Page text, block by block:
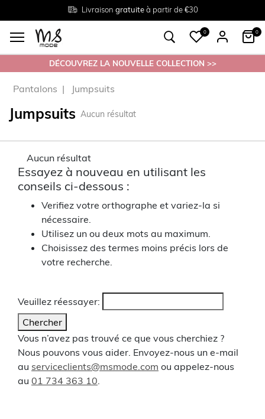
Livraison gratuiteà partir de €30
Tailles du38 au 54
Retourgratuit en magasin
0 0
DÉCOUVREZ LA NOUVELLE COLLECTION >>
Pantalons Jumpsuits
Jumpsuits Aucun résultat
Aucun résultat
Essayez à nouveau en utilisant les
conseils ci-dessous :
Verifiez votre orthographe et variez-la si
nécessaire.
Utilisez un ou deux mots au maximum.
Choisissez des termes moins précis lors de
votre recherche.
Veuillez réessayer:
Chercher
Vous n’avez pas trouvé ce que vous cherchiez ?
Nous pouvons vous aider. Envoyez-nous un e-mail
au serviceclients@msmode.com ou appelez-nous
au 01 734 363 10